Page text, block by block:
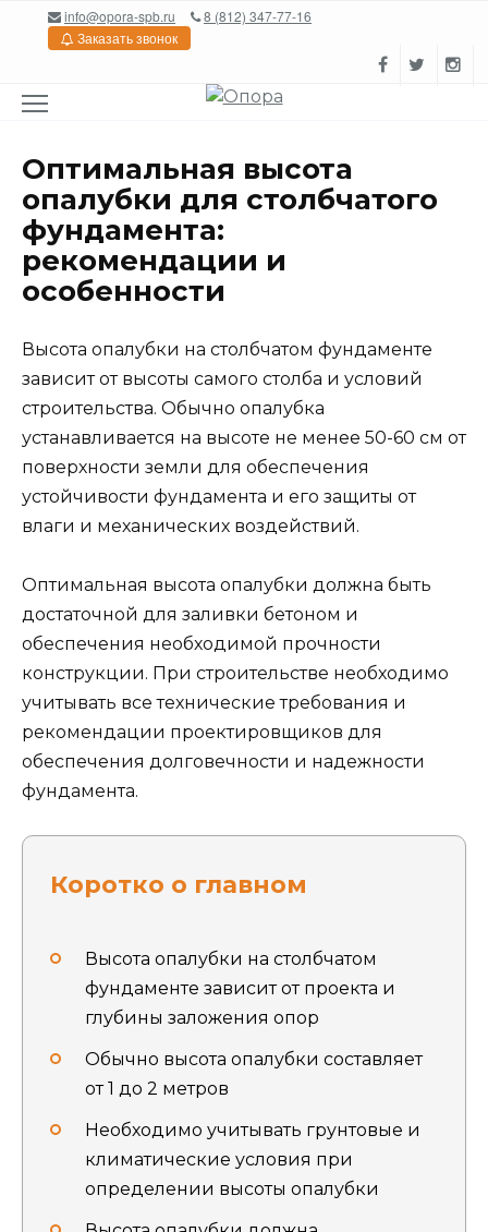
Перейтиinfo@opora-spb.ru
8 (812) 347-77-16
Заказать звонок
Оптимальная высота
опалубки для столбчатого
фундамента:
рекомендации и
особенности
Высота опалубки на столбчатом фундаменте
зависит от высоты самого столба и условий
строительства. Обычно опалубка
устанавливается на высоте не менее 50-60 см от
поверхности земли для обеспечения
устойчивости фундамента и его защиты от
влаги и механических воздействий.
Оптимальная высота опалубки должна быть
достаточной для заливки бетоном и
обеспечения необходимой прочности
конструкции. При строительстве необходимо
учитывать все технические требования и
рекомендации проектировщиков для
обеспечения долговечности и надежности
фундамента.
Коротко о главном
Высота опалубки на столбчатом
фундаменте зависит от проекта и
глубины заложения опор
Обычно высота опалубки составляет
от 1 до 2 метров
Необходимо учитывать грунтовые и
климатические условия при
определении высоты опалубки